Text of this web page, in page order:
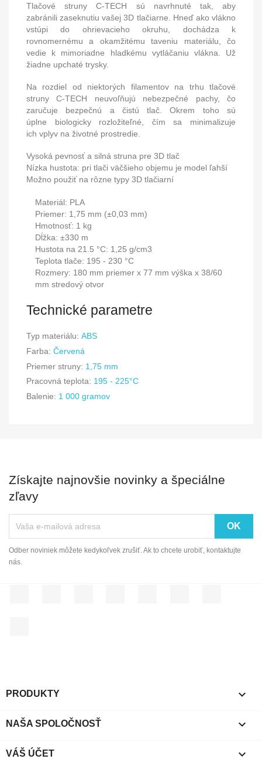
Tlačové struny C-TECH sú navrhnuté tak, aby
zabránilizaseknutiu vašej 3D tlačiarne . Hneď ako vlákno
vstúpi do ohrievacieho okruhu, dochádza k
rovnomernému a okamžitému taveniu materiálu , čo
vedie k mimoriadne hladkému vytláčaniu vlákna.
Už
žiadne upchaté trysky.
Na rozdiel od niektorých filamentov na trhu tlačové
struny C-TECH neuvoľňujú nebezpečné pachy, čo
zaručuje bezpečnú
a čistú tlač . Okrem toho sú
úplne biologicky rozložiteľné , čím sa minimalizuje
ich vplyv na životné prostredie.
Vysoká pevnosť a silná struna pre 3D tlač
Nízka hustota: pri tlači väčšieho objemu je model ľahší
Možno použiť na rôzne typy 3D tlačiarní
Materiál: PLA
Priemer: 1,75 mm (±0,03 mm)
Hmotnosť: 1 kg
Dĺžka: ±330 m
Hustota na 21.5 °C: 1,25 g/cm3
Teplota tlače: 195 - 230 °C
Rozmery: 180 mm priemer x 77 mm výška x 38/60
mm stredový otvor
Technické parametre
Typ materiálu: ABS
Farba: Červená
Priemer struny: 1,75 mm
Pracovná teplota: 195 - 225°C
Balenie: 1 000 gramov
Získajte najnovšie novinky a špeciálne
zľavy
Odber noviniek môžete kedykoľvek zrušiť. Ak to chcete urobiť, kontaktujte
nás.
PRODUKTY 
NAŠA SPOLOČNOSŤ 
VÁŠ ÚČET 